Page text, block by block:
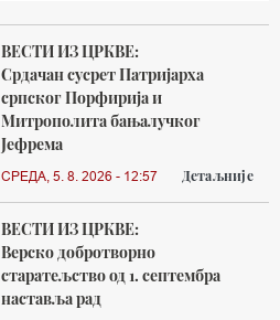
ВЕСТИ ИЗ ЦРКВЕ:
Срдачан сусрет Патријарха
српског Порфирија и
Митрополита бањалучког
Јефрема
СРЕДА, 5. 8. 2026 - 12:57 Детаљније
ВЕСТИ ИЗ ЦРКВЕ:
Верско добротворно
старатељство од 1. септембра
наставља рад